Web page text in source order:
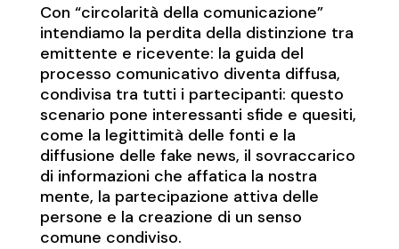
Con “circolarità della comunicazione”
intendiamo la perdita della distinzione tra
emittente e ricevente: la guida del
processo comunicativo diventa diffusa,
condivisa tra tutti i partecipanti: questo
scenario pone interessanti sfide e quesiti,
come la legittimità delle fonti e la
diffusione delle fake news, il sovraccarico
di informazioni che affatica la nostra
mente, la partecipazione attiva delle
persone e la creazione di un senso
comune condiviso.